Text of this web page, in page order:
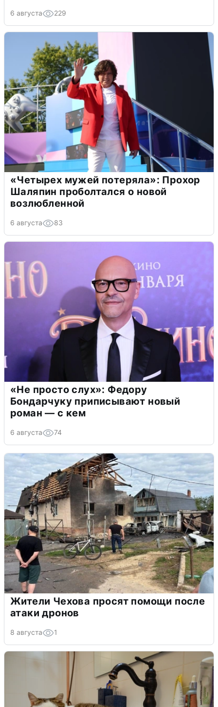
6 августа 229
«Четырех мужей потеряла»: Прохор
Шаляпин проболтался о новой
возлюбленной
6 августа 83
«Не просто слух»: Федору
Бондарчуку приписывают новый
роман — с кем
6 августа 74
Жители Чехова просят помощи после
атаки дронов
8 августа 1